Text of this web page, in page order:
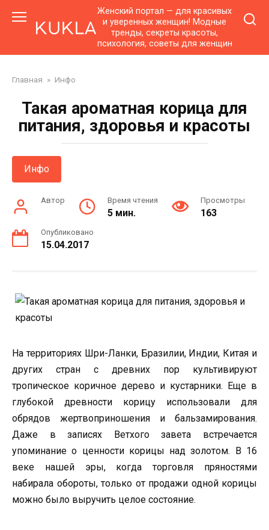
контенту
Женский портал — для красивых
и уверенных женщин! Модные
тренды, секреты красоты,
психология, советы для женщин
Главная » Инфо
Такая ароматная корица для
питания, здоровья и красоты
Инфо
Автор Время чтения
5 мин.
Просмотры
163
Опубликовано
15.04.2017
На территориях Шри-Ланки, Бразилии, Индии, Китая и
других стран с древних пор культивируют
тропическое коричное дерево и кустарники. Еще в
глубокой древности корицу использовали для
обрядов жертвоприношения и бальзамирования.
Даже в записях Ветхого завета встречается
упоминание о ценности корицы над золотом. В 16
веке нашей эры, когда торговля пряностями
набирала обороты, только от продажи одной корицы
можно было выручить целое состояние.